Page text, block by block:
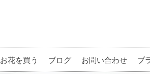
お花を買う ブログ お問い合わせ プ